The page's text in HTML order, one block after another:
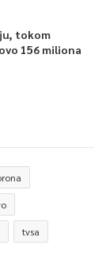
tokom
156 miliona
tvsa